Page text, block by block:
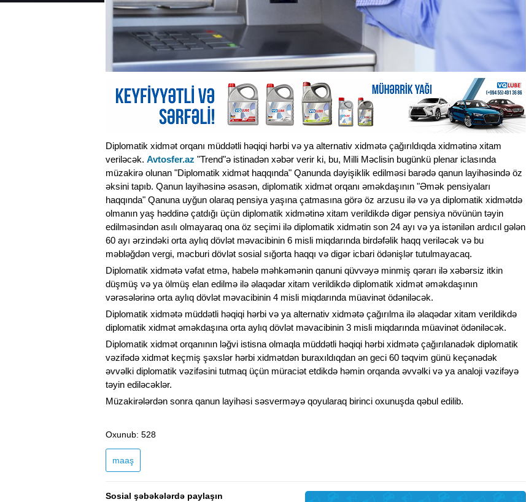
Diplomatik xidmət orqanı müddətli həqiqi hərbi və ya alternativ xidmətə çağırıldıqda xidmətinə xitam
veriləcək. Avtosfer.az "Trend"ə istinadən xəbər verir ki, bu, Milli Məclisin bugünkü plenar iclasında
müzakirə olunan "Diplomatik xidmət haqqında" Qanunda dəyişiklik edilməsi barədə qanun layihəsində öz
əksini tapıb. Qanun layihəsinə əsasən, diplomatik xidmət orqanı əməkdaşının "Əmək pensiyaları
haqqında" Qanuna uyğun olaraq pensiya yaşına çatmasına görə öz arzusu ilə və ya diplomatik xidmətdə
olmanın yaş həddinə çatdığı üçün diplomatik xidmətinə xitam verildikdə digər pensiya növünün təyin
edilməsindən asılı olmayaraq ona öz seçimi ilə diplomatik xidmətin son 24 ayı və ya istənilən ardıcıl gələn
60 ayı ərzindəki orta aylıq dövlət məvacibinin 6 misli miqdarında birdəfəlik haqq veriləcək və bu
məbləğdən vergi, məcburi dövlət sosial sığorta haqqı və digər icbari ödənişlər tutulmayacaq.
Diplomatik xidmətə vəfat etmə, habelə məhkəmənin qanuni qüvvəyə minmiş qərarı ilə xəbərsiz itkin
düşmüş və ya ölmüş elan edilmə ilə əlaqədar xitam verildikdə diplomatik xidmət əməkdaşının
vərəsələrinə orta aylıq dövlət məvacibinin 4 misli miqdarında müavinət ödəniləcək.
Diplomatik xidmətə müddətli həqiqi hərbi və ya alternativ xidmətə çağırılma ilə əlaqədar xitam verildikdə
diplomatik xidmət əməkdaşına orta aylıq dövlət məvacibinin 3 misli miqdarında müavinət ödəniləcək.
Diplomatik xidmət orqanının ləğvi istisna olmaqla müddətli həqiqi hərbi xidmətə çağırılanadək diplomatik
vəzifədə xidmət keçmiş şəxslər hərbi xidmətdən buraxıldıqdan ən geci 60 təqvim günü keçənədək
əvvəlki diplomatik vəzifəsini tutmaq üçün müraciət etdikdə həmin orqanda əvvəlki və ya analoji vəzifəyə
təyin ediləcəklər.
Müzakirələrdən sonra qanun layihəsi səsverməyə qoyularaq birinci oxunuşda qəbul edilib.
Oxunub: 528
maaş
Sosial şəbəkələrdə paylaşın